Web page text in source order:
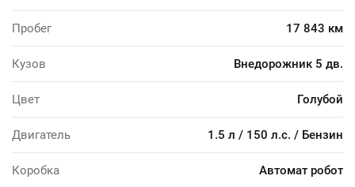
Пробег 17 843 км
Кузов Внедорожник 5 дв.
Цвет Голубой
Двигатель 1.5 л / 150 л.с. / Бензин
Коробка Автомат робот